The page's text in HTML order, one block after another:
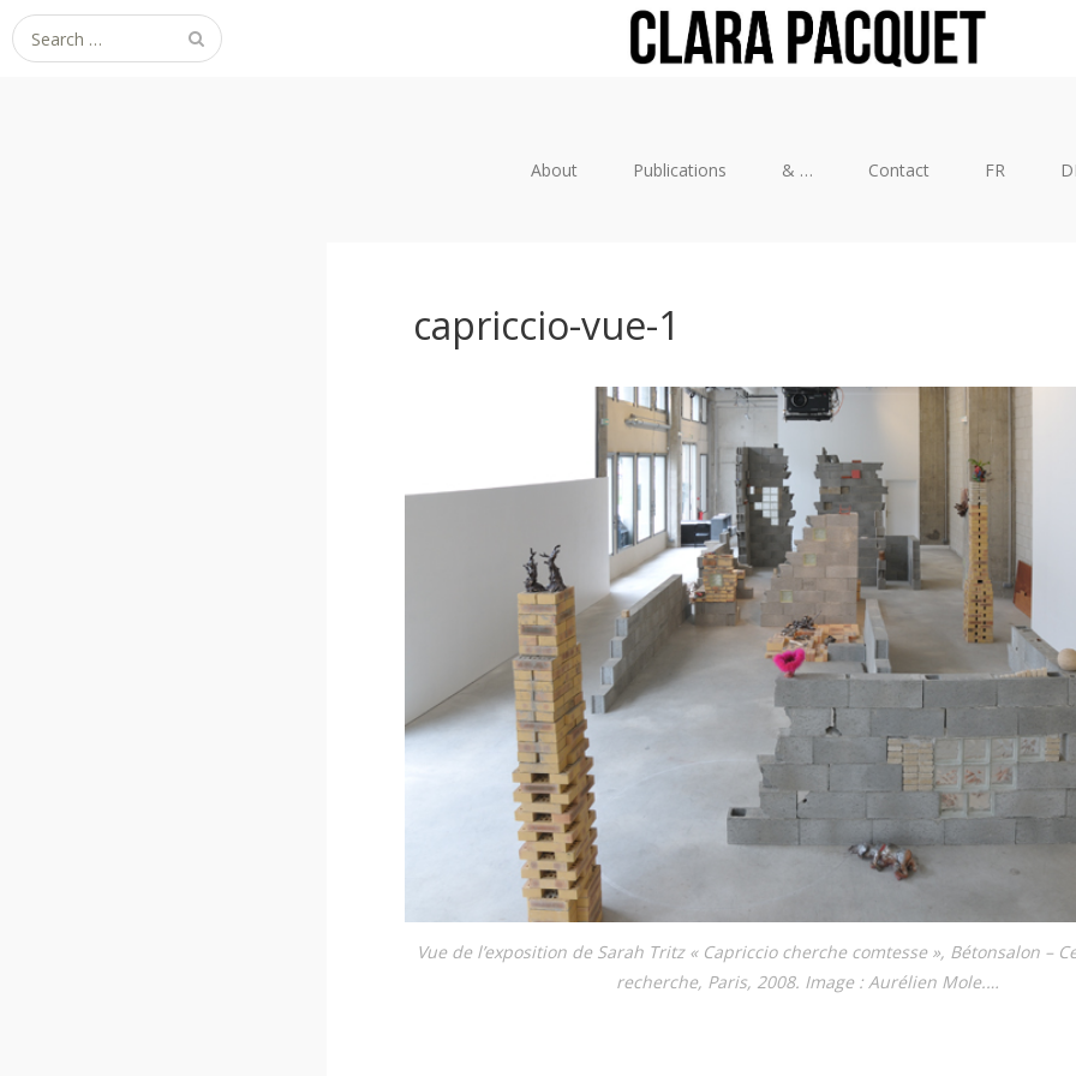
Search
for:
About Publications & … Contact FR
capriccio-vue-1
Vue de l’expo­si­tion de Sarah Tritz « Capriccio cher­che com­tesse », Bétonsalon –
recher­che, Paris, 2008. Image : Aurélien Mole.…